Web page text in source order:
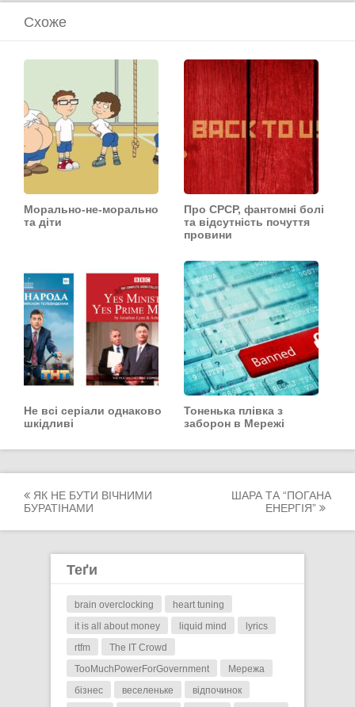
Схоже
Морально-не-морально
та діти
Про СРСР, фантомні болі
та відсутність почуття
провини
Не всі серіали однаково
шкідливі
Тоненька плівка з
заборон в Мережі
Post
navigation
ЯК НЕ БУТИ ВІЧНИМИ
БУРАТІНАМИ
ШАРА ТА “ПОГАНА
ЕНЕРГІЯ”
Теґи
brain overclocking
heart tuning
it is all about money
liquid mind
lyrics
rtfm
The IT Crowd
TooMuchPowerForGovernment
Мережа
бізнес
веселеньке
відпочинок